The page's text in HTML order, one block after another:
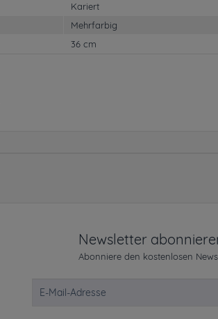
Kariert
Mehrfarbig
36 cm
Newsletter
Abonniere den kostenlosen